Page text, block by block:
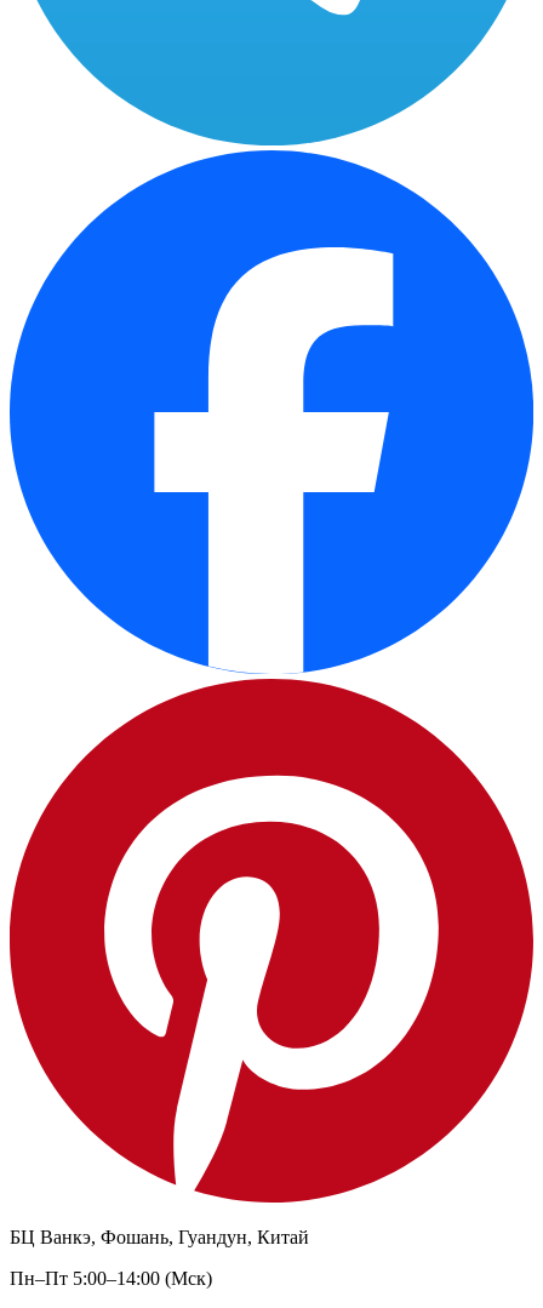
БЦ Ванкэ, Фошань, Гуандун, Китай
Пн–Пт 5:00–14:00 (Мск)